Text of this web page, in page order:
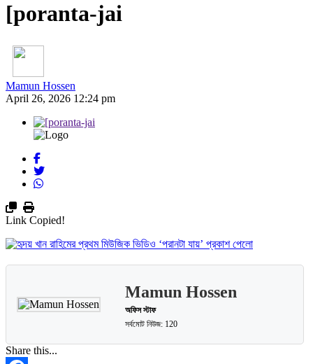
[poranta-jai
Mamun Hossen
April 26, 2026 12:24 pm
Link Copied!
Mamun Hossen
অফিস স্টাফ
সর্বমোট নিউজ: 120
Share this...